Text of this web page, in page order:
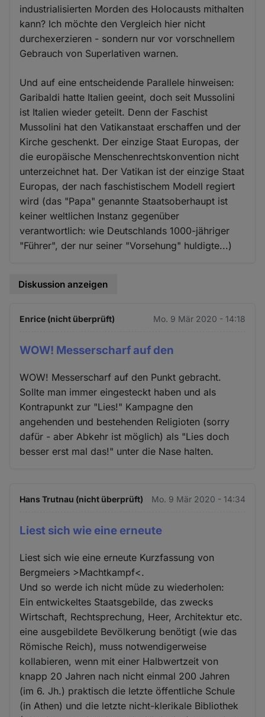
industrialisierten Morden des Holocausts mithalten
kann? Ich möchte den Vergleich hier nicht
durchexerzieren - sondern nur vor vorschnellem
Gebrauch von Superlativen warnen.
Und auf eine entscheidende Parallele hinweisen:
Garibaldi hatte Italien geeint, doch seit Mussolini
ist Italien wieder geteilt. Denn der Faschist
Mussolini hat den Vatikanstaat erschaffen und der
Kirche geschenkt. Der einzige Staat Europas, der
die europäische Menschenrechtskonvention nicht
unterzeichnet hat. Der Vatikan ist der einzige Staat
Europas, der nach faschistischem Modell regiert
wird (das "Papa" genannte Staatsoberhaupt ist
keiner weltlichen Instanz gegenüber
verantwortlich: wie Deutschlands 1000-jähriger
"Führer", der nur seiner "Vorsehung" huldigte...)
Diskussion anzeigen
Enrice (nicht überprüft) Mo. 9 Mär 2020 - 14:18
WOW! Messerscharf auf den
WOW! Messerscharf auf den Punkt gebracht.
Sollte man immer eingesteckt haben und als
Kontrapunkt zur "Lies!" Kampagne den
angehenden und bestehenden Religioten (sorry
dafür - aber Abkehr ist möglich) als "Lies doch
besser erst mal das!" unter die Nase halten.
Hans Trutnau (nicht überprüft) Mo. 9 Mär 2020 - 14:34
Liest sich wie eine erneute
Liest sich wie eine erneute Kurzfassung von
Bergmeiers >Machtkampf<.
Und so werde ich nicht müde zu wiederholen:
Ein entwickeltes Staatsgebilde, das zwecks
Wirtschaft, Rechtsprechung, Heer, Architektur etc.
eine ausgebildete Bevölkerung benötigt (wie das
Römische Reich), muss notwendigerweise
kollabieren, wenn mit einer Halbwertzeit von
knapp 20 Jahren nach nicht einmal 200 Jahren
(im 6. Jh.) praktisch die letzte öffentliche Schule
(in Athen) und die letzte nicht-klerikale Bibliothek